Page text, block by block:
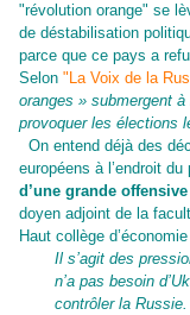
"révolution orange" se
de déstabilisation
parce que ce pays a
Selon "La Voix de la
oranges » submergent
provoquer les élections
On entend déjà des
européens à l’endroit
d’une grande
doyen adjoint de la
Haut collège
Il s’agit des
n’a pas besoin
contrôler la